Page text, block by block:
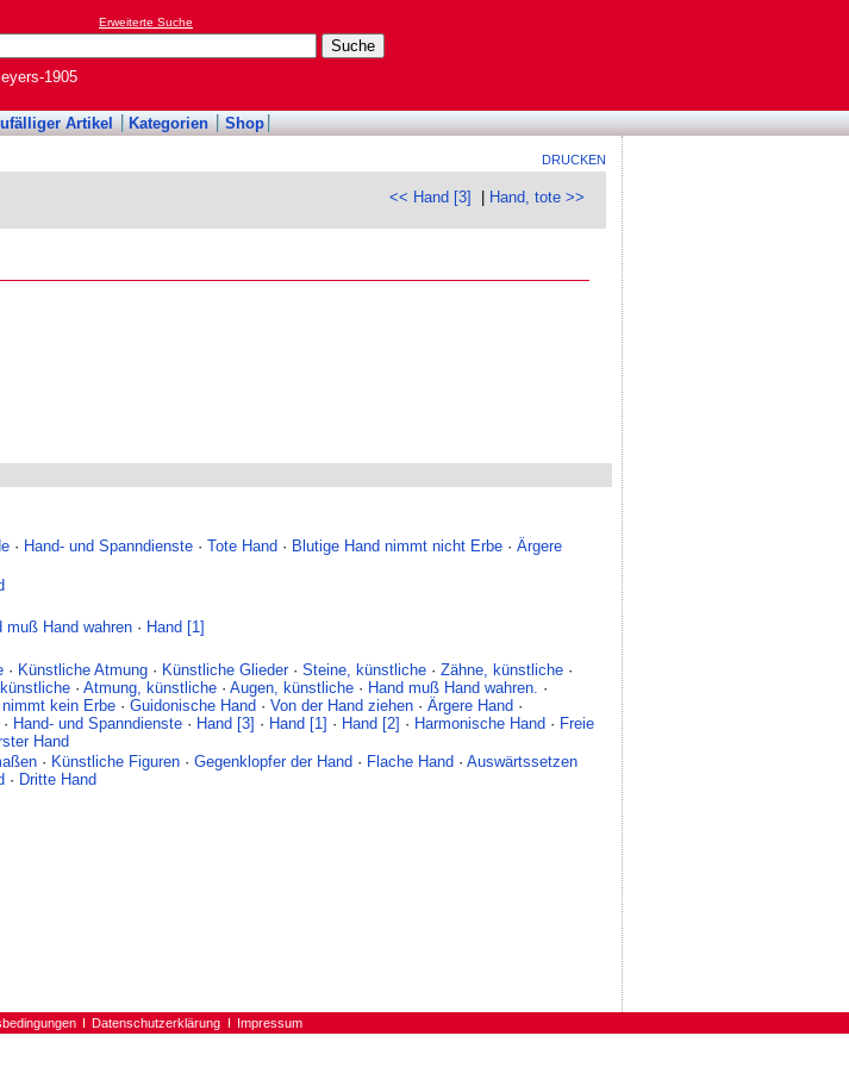
Erweiterte Suche
1905
Artikel Kategorien Shop
DRUCKEN
<< Hand [3] Hand, tote >>
· Hand- und Spanndienste ·Tote Hand · Blutige Hand nimmt nicht Erbe ·Ärgere
muß Hand wahren · Hand [1]
· Künstliche Atmung · Künstliche Glieder·Steine, künstliche ·Zähne, künstliche ·
· Atmung, künstliche· Augen, künstliche· Hand muß Hand wahren. ·
kein Erbe· Guidonische Hand· Von der Hand ziehen· Ärgere Hand·
Hand- und Spanndienste· Hand [3] · Hand [1] · Hand [2] · Harmonische Hand· Freie
Hand
· Künstliche Figuren ·Gegenklopfer der Hand · Flache Hand ·Auswärtssetzen
· Dritte Hand
Datenschutzerklärung Impressum